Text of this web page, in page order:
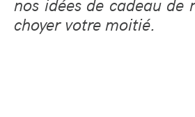
choyer votre moitié.